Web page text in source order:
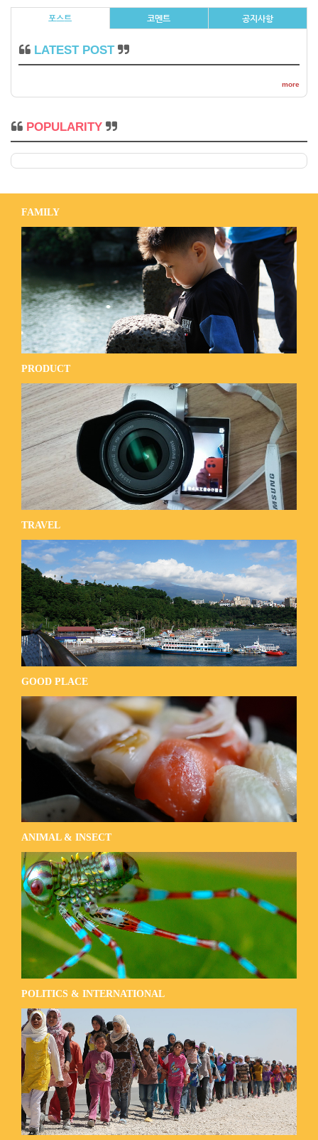
포스트 코멘트 공지사항
LATEST POST
more
POPULARITY
FAMILY
PRODUCT
TRAVEL
GOOD PLACE
ANIMAL & INSECT
POLITICS & INTERNATIONAL